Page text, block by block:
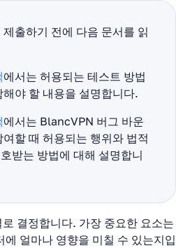
출하기 전에 다음 문서를 읽
에서는 허용되는 테스트 방법
야 할 내용을 설명합니다.
에서는 BlancVPN 버그 바운
할 때 허용되는 행위와 법적
받는 방법에 대해 설명합니
결정합니다. 가장 중요한 요소는
얼마나 영향을 미칠 수 있는지입